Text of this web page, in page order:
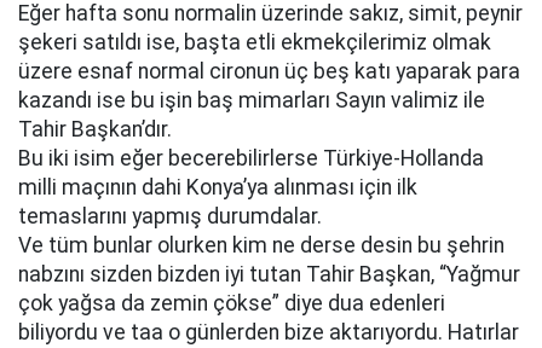
Eğer hafta sonu normalin üzerinde sakız, simit, peynir
şekeri satıldı ise, başta etli ekmekçilerimiz olmak
üzere esnaf normal cironun üç beş katı yaparak para
kazandı ise bu işin baş mimarları Sayın valimiz ile
Tahir Başkan’dır.
Bu iki isim eğer becerebilirlerse Türkiye-Hollanda
milli maçının dahi Konya’ya alınması için ilk
temaslarını yapmış durumdalar.
Ve tüm bunlar olurken kim ne derse desin bu şehrin
nabzını sizden bizden iyi tutan Tahir Başkan, “Yağmur
çok yağsa da zemin çökse” diye dua edenleri
biliyordu ve taa o günlerden bize aktarıyordu. Hatırlar